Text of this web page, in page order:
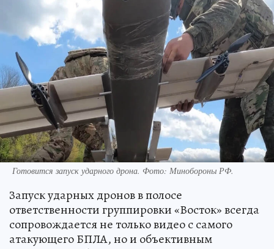
Готовится запуск ударного дрона. Фото: Минобороны РФ.
Запуск ударных дронов в полосе
ответственности группировки «Восток» всегда
сопровождается не только видео с самого
атакующего БПЛА, но и объективным